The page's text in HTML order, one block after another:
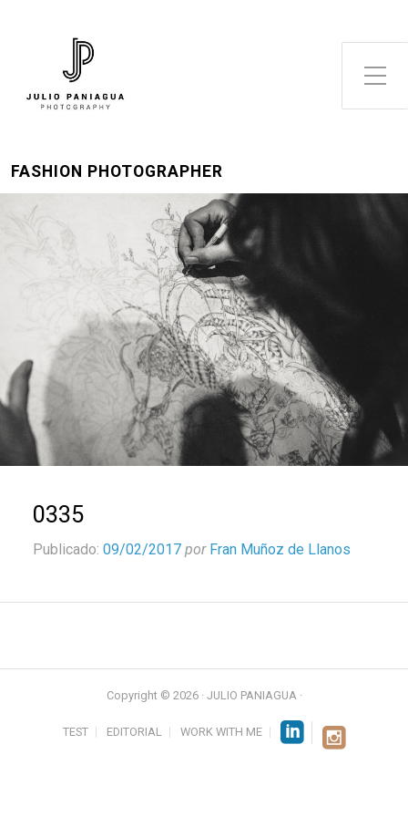
Alternar el menú lateral
FASHION PHOTOGRAPHER
0335
Publicado: 09/02/2017 por Fran Muñoz de Llanos
Copyright © 2026 · JULIO PANIAGUA ·
TEST EDITORIAL WORK WITH ME